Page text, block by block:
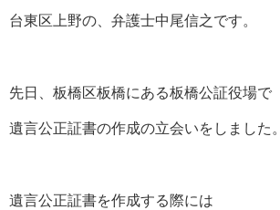
台東区上野の、弁護士中尾信之です。
先日、板橋区板橋にある板橋公証役場で
遺言公正証書の作成の立会いをしました。
遺言公正証書を作成する際には